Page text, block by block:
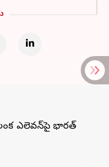
ఎలెవన్‌పై భారత్‌